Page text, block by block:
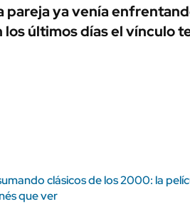
pareja ya venía
los últimos días el vínculo
clásicos de los 2000: la
que ver